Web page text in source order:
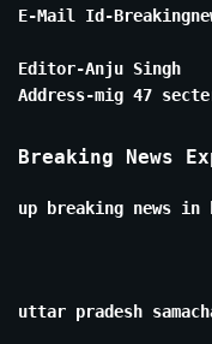
E-Mail Id-
Editor-Anju Singh
Address-mig 47
Breaking News
up breaking news in
uttar pradesh